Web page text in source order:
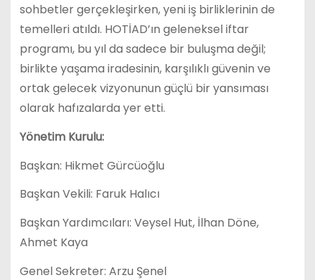
sohbetler gerçekleşirken, yeni iş birliklerinin de
temelleri atıldı. HOTİAD’ın geleneksel iftar
programı, bu yıl da sadece bir buluşma değil;
birlikte yaşama iradesinin, karşılıklı güvenin ve
ortak gelecek vizyonunun güçlü bir yansıması
olarak hafızalarda yer etti.
Yönetim Kurulu:
Başkan: Hikmet Gürcüoğlu
Başkan Vekili: Faruk Halıcı
Başkan Yardımcıları: Veysel Hut, İlhan Döne,
Ahmet Kaya
Genel Sekreter: Arzu Şenel